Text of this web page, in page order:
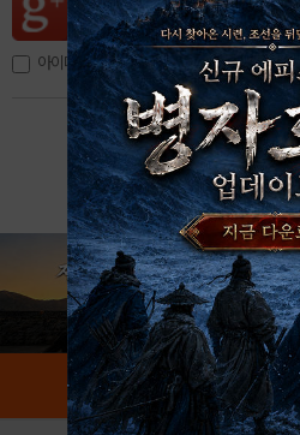
아이디, 이메일 저장
아이디 / 비밀번호 찾기